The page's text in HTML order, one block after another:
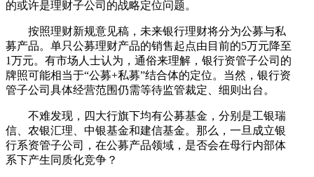
的或许是理财子公司的战略定位问题。
按照理财新规意见稿，未来银行理财将分为公募与私
募产品。单只公募理财产品的销售起点由目前的5万元降至
1万元。有市场人士认为，通俗来理解，银行资管子公司的
牌照可能相当于“公募+私募”结合体的定位。当然，银行资
管子公司具体经营范围仍需等待监管裁定、细则出台。
不难发现，四大行旗下均有公募基金，分别是工银瑞
信、农银汇理、中银基金和建信基金。那么，一旦成立银
行系资管子公司，在公募产品领域，是否会在母行内部体
系下产生同质化竞争？